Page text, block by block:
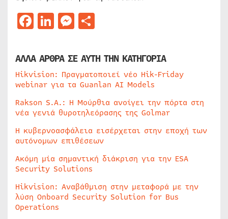
Facebook
LinkedIn
Messenger
ΑΛΛΑ ΑΡΘΡΑ ΣΕ ΑΥΤΗ ΤΗΝ ΚΑΤΗΓΟΡΙΑ
Hikvision: Πραγματοποιεί νέο Hik-Friday
webinar για τα Guanlan AI Models
Rakson S.A.: Η Μούρθια ανοίγει την πόρτα στη
νέα γενιά θυροτηλεόρασης της Golmar
Η κυβερνοασφάλεια εισέρχεται στην εποχή των
αυτόνομων επιθέσεων
Ακόμη μία σημαντική διάκριση για την ESA
Security Solutions
Hikvision: Αναβάθμιση στην μεταφορά με την
λύση Onboard Security Solution for Bus
Operations